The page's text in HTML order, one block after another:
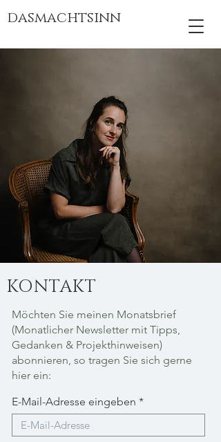
dasmachtsinn
KONTAKT
Möchten Sie meinen Monatsbrief
(Monatlicher Newsletter mit Tipps,
Gedanken & Projekthinweisen)
abonnieren, so tragen Sie sich gerne
hier ein:
E-Mail-Adresse eingeben